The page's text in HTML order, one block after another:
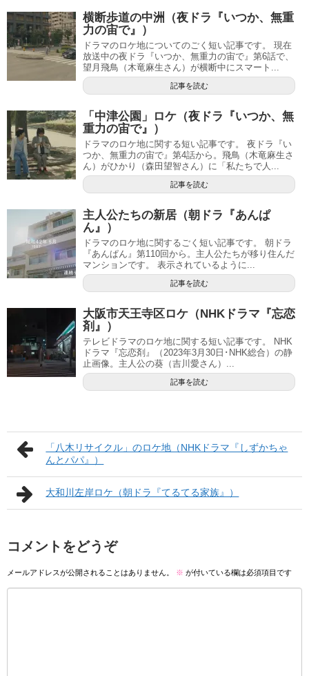
横断歩道の中洲（夜ドラ『いつか、無重
力の宙で』）
ドラマのロケ地についてのごく短い記事です。 現在
放送中の夜ドラ『いつか、無重力の宙で』第6話で、
望月飛鳥（木竜麻生さん）が横断中にスマート...
記事を読む
「中津公園」ロケ（夜ドラ『いつか、無
重力の宙で』）
ドラマのロケ地に関する短い記事です。 夜ドラ『い
つか、無重力の宙で』第4話から。飛鳥（木竜麻生さ
ん）がひかり（森田望智さん）に「私たちで人...
記事を読む
主人公たちの新居（朝ドラ『あんぱ
ん』）
ドラマのロケ地に関するごく短い記事です。 朝ドラ
『あんぱん』第110回から。主人公たちが移り住んだ
マンションです。 表示されているように...
記事を読む
大阪市天王寺区ロケ（NHKドラマ『忘恋
剤』）
テレビドラマのロケ地に関する短い記事です。 NHK
ドラマ『忘恋剤』（2023年3月30日･NHK総合）の静
止画像。主人公の葵（吉川愛さん）...
記事を読む
「八木リサイクル」のロケ地（NHKドラマ『しずかちゃ
んとパパ』）
大和川左岸ロケ（朝ドラ『てるてる家族』）
コメントをどうぞ
メールアドレスが公開されることはありません。 ※ が付いている欄は必須項目です